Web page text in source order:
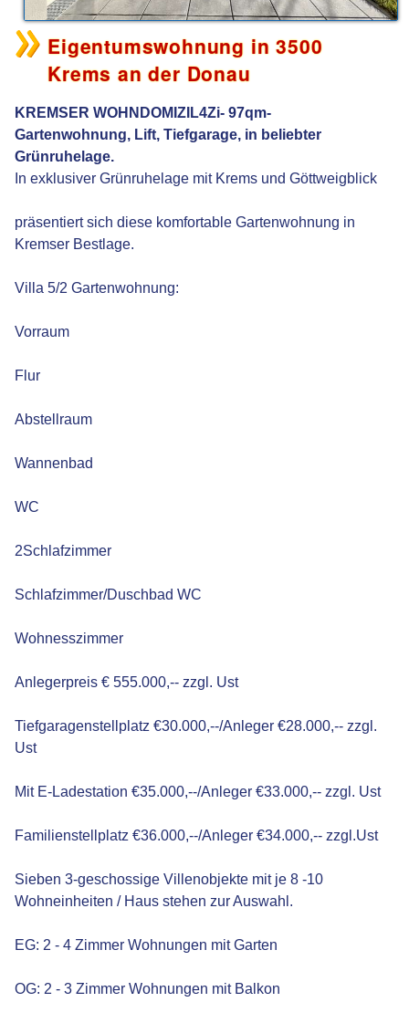
Eigentumswohnung in 3500
Krems an der Donau
KREMSER WOHNDOMIZIL4Zi- 97qm-
Gartenwohnung, Lift, Tiefgarage, in beliebter
Grünruhelage.
In exklusiver Grünruhelage mit Krems und Göttweigblick
präsentiert sich diese komfortable Gartenwohnung in
Kremser Bestlage.
Villa 5/2 Gartenwohnung:
Vorraum
Flur
Abstellraum
Wannenbad
WC
2Schlafzimmer
Schlafzimmer/Duschbad WC
Wohnesszimmer
Anlegerpreis € 555.000,-- zzgl. Ust
Tiefgaragenstellplatz €30.000,--/Anleger €28.000,-- zzgl.
Ust
Mit E-Ladestation €35.000,--/Anleger €33.000,-- zzgl. Ust
Familienstellplatz €36.000,--/Anleger €34.000,-- zzgl.Ust
Sieben 3-geschossige Villenobjekte mit je 8 -10
Wohneinheiten / Haus stehen zur Auswahl.
EG: 2 - 4 Zimmer Wohnungen mit Garten
OG: 2 - 3 Zimmer Wohnungen mit Balkon